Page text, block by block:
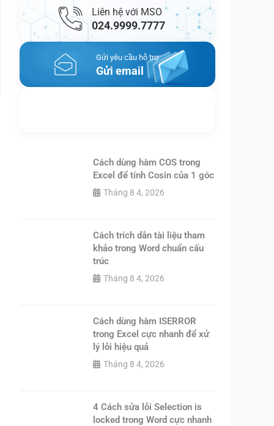
Liên hệ với MSO
024.9999.7777
Gửi yêu cầu hỗ trợ
Gửi email
Cách dùng hàm COS trong
Excel để tính Cosin của 1 góc
Tháng 8 4, 2026
Cách trích dẫn tài liệu tham
khảo trong Word chuẩn cấu
trúc
Tháng 8 4, 2026
Cách dùng hàm ISERROR
trong Excel cực nhanh để xử
lý lỗi hiệu quả
Tháng 8 4, 2026
4 Cách sửa lỗi Selection is
locked trong Word cực nhanh